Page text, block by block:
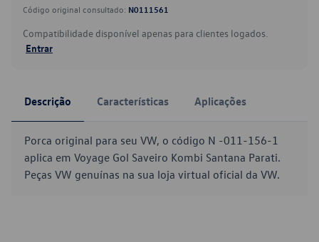
Código original consultado: N0111561
Compatibilidade disponível apenas para clientes logados.
Entrar
Descrição Características Aplicações
Porca original para seu VW, o código N -011-156-1
aplica em Voyage Gol Saveiro Kombi Santana Parati.
Peças VW genuínas na sua loja virtual oficial da VW.